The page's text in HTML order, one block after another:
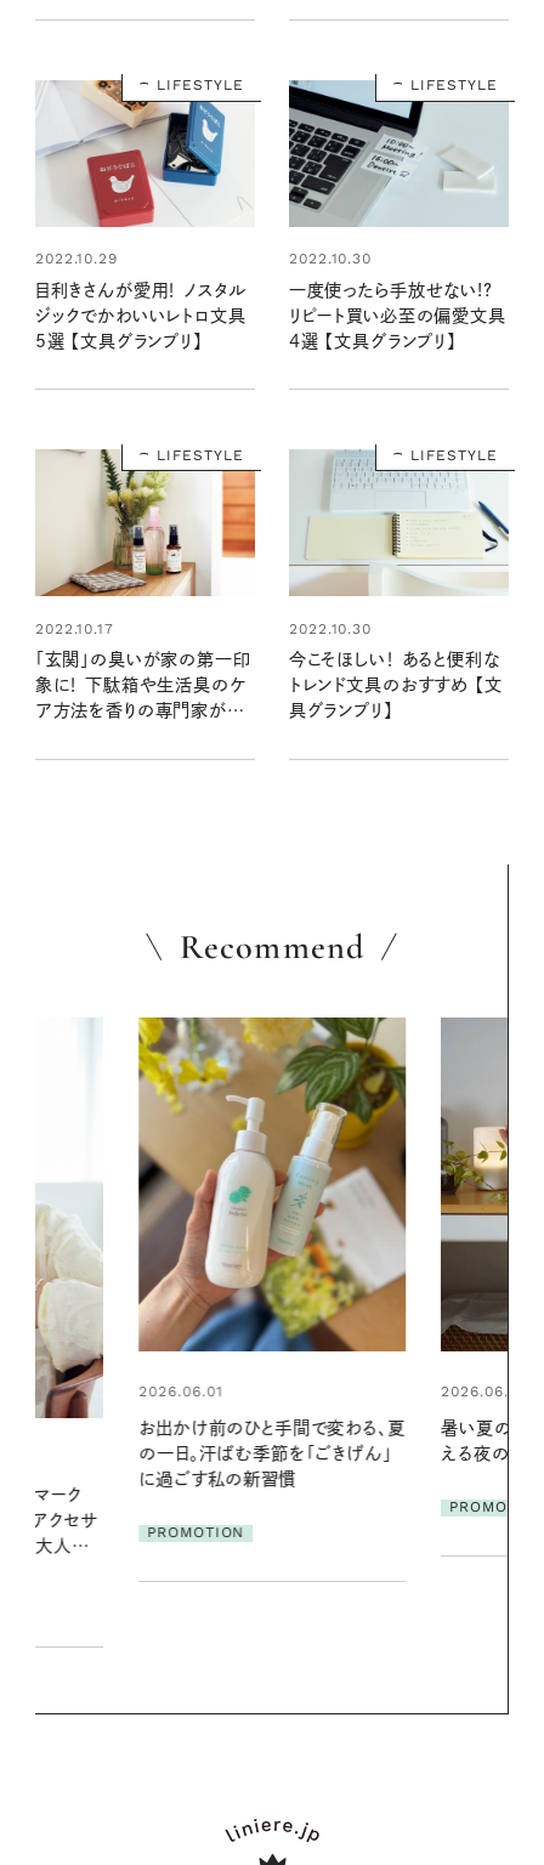
LIFESTYLE
2022.10.29
目利きさんが愛用！ ノスタル
ジックでかわいいレトロ文具
5選 【文具グランプリ】
LIFESTYLE
2022.10.30
一度使ったら手放せない!?
リピート買い必至の偏愛文具
4選 【文具グランプリ】
LIFESTYLE
2022.10.17
「玄関」の臭いが家の第一印
象に！ 下駄箱や生活臭のケ
ア方法を香りの専門家が伝
LIFESTYLE
2022.10.30
今こそほしい！ あると便利な
トレンド文具のおすすめ 【文
具グランプリ】
Recommend
2026.06.01
暑い夏のナイトルーティン。私を整
える夜の爽やかご褒美ケア
2026.07.24
夏の髪と心
る【大人気の